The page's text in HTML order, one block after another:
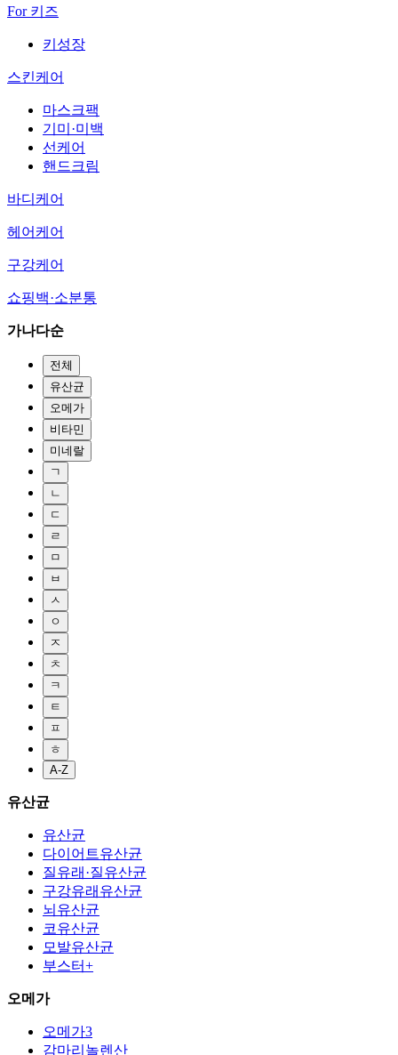
For 키즈
키성장
스킨케어
마스크팩
기미·미백
선케어
핸드크림
바디케어
헤어케어
구강케어
쇼핑백·소분통
가나다순
전체
유산균
오메가
비타민
미네랄
ㄱ
ㄴ
ㄷ
ㄹ
ㅁ
ㅂ
ㅅ
ㅇ
ㅈ
ㅊ
ㅋ
ㅌ
ㅍ
ㅎ
A-Z
유산균
유산균
다이어트유산균
질유래·질유산균
구강유래유산균
뇌유산균
코유산균
모발유산균
부스터+
오메가
오메가3
감마리놀렌산